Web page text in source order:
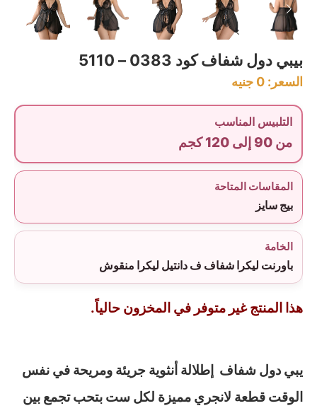
بيبي دول شفاف كود 0383 – 5110
السعر: 0 جنيه
التلبيس المناسب
من 90 إلى 120 كجم
المقاسات المتاحة
بيج سايز
الخامة
باورنت ليكرا شفاف ف دانتيل ليكرا منقوش
هذا المنتج غير متوفر في المخزون حالياً.
يبي دول شفاف إطلالة أنثوية جريئة ومريحة في نفس
الوقت قطعة لانجري مميزة لكل ست بتحب تجمع بين